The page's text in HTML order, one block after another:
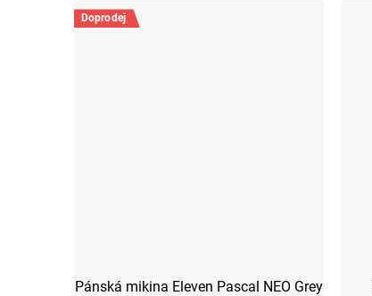
Doprodej
Pánská mikina Eleven Pascal NEO Grey